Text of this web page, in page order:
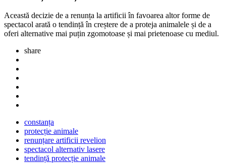
Această decizie de a renunța la artificii în favoarea altor forme de
spectacol arată o tendință în creștere de a proteja animalele și de a
oferi alternative mai puțin zgomotoase și mai prietenoase cu mediul.
share
constanța
protecție animale
renunțare artificii revelion
spectacol alternativ lasere
tendință protecție animale